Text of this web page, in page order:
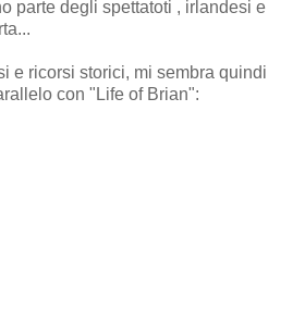
parte degli spettatoti , irlandesi e
e ricorsi storici, mi sembra quindi
con "Life of Brian":